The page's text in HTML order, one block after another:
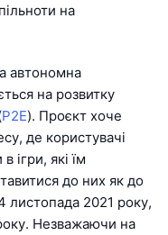
на
автономна
на розвитку
P2E). Проєкт хоче
де користувачі
ігри, які їм
до них як до
листопада 2021 року,
Незважаючи на